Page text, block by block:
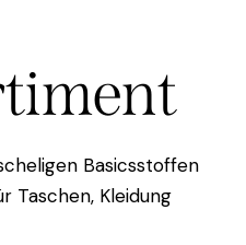
Basicsstoffen
Taschen, Kleidung